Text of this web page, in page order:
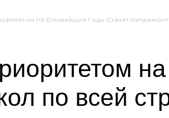
На Ближайшие Годы Станет
по всей